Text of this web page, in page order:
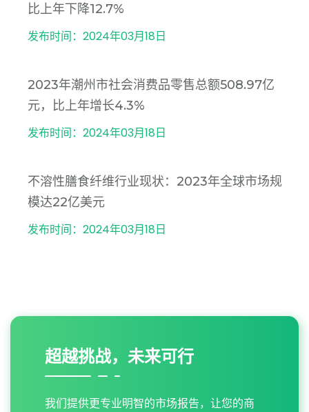
比上年下降12.7%
发布时间：2024年03月18日
2023年潮州市社会消费品零售总额508.97亿
元，比上年增长4.3%
发布时间：2024年03月18日
不溶性膳食纤维行业现状：2023年全球市场规
模达22亿美元
发布时间：2024年03月18日
超越挑战，未来可行
我们提供更专业明智的市场报告，让您的商